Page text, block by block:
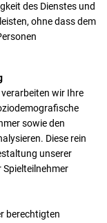
des Dienstes und
ohne dass dem
wir Ihre
sowie den
Diese rein
unserer
berechtigten